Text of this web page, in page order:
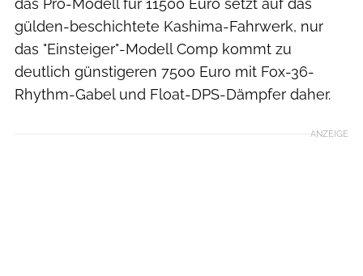
das Pro-Modell für 11500 Euro setzt auf das
gülden-beschichtete Kashima-Fahrwerk, nur
das "Einsteiger"-Modell Comp kommt zu
deutlich günstigeren 7500 Euro mit Fox-36-
Rhythm-Gabel und Float-DPS-Dämpfer daher.
ANZEIGE